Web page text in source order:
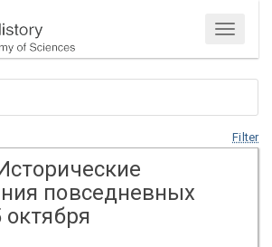
Menu
Filter
повседневных
октября